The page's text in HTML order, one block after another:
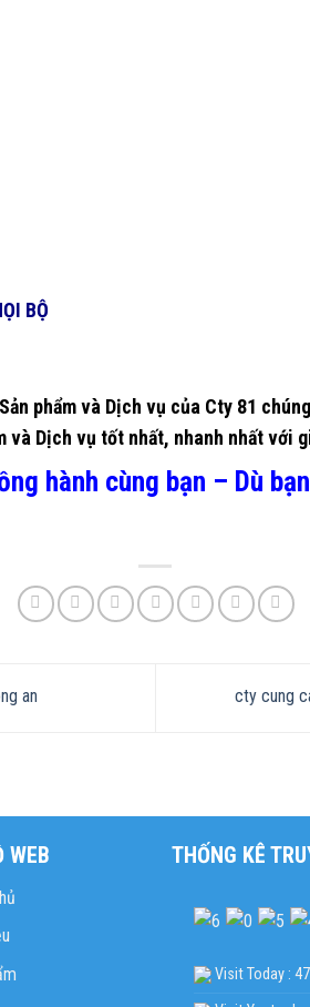
BỘ
phẩm và Dịch vụ của Cty 81
và Dịch vụ tốt nhất, nhanh nhất với
hành cùng bạn – Dù
an cty cung
WEB THỐNG KÊ
Visit Today :